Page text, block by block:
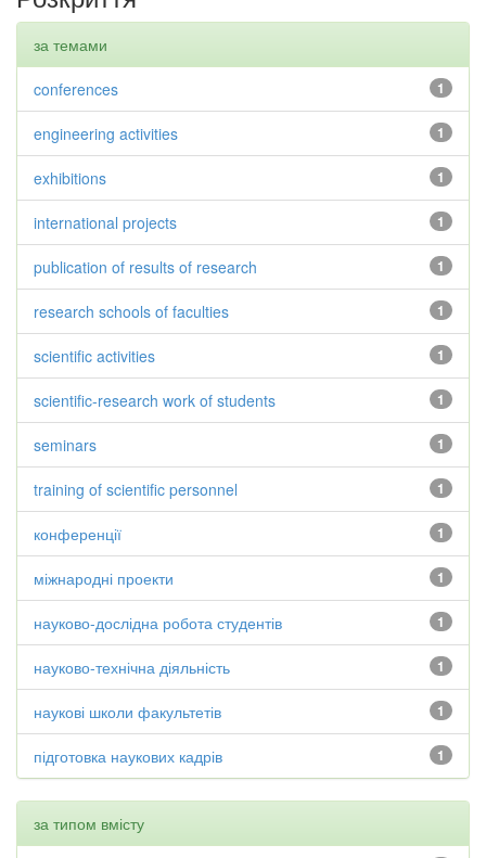
за темами
1
conferences
1
engineering activities
1
exhibitions
1
international projects
1
publication of results of research
1
research schools of faculties
1
scientific activities
1
scientific-research work of students
1
seminars
1
training of scientific personnel
1
конференції
1
міжнародні проекти
1
науково-дослідна робота студентів
1
науково-технічна діяльність
1
наукові школи факультетів
1
підготовка наукових кадрів
за типом вмісту